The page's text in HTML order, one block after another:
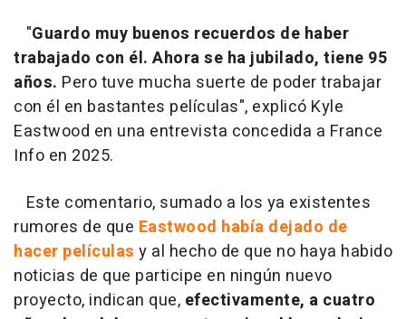
"Guardo muy buenos recuerdos de haber
trabajado con él. Ahora se ha jubilado, tiene 95
años. Pero tuve mucha suerte de poder trabajar
con él en bastantes películas", explicó Kyle
Eastwood en una entrevista concedida a France
Info en 2025.
Este comentario, sumado a los ya existentes
rumores de que Eastwood había dejado de
hacer películas y al hecho de que no haya habido
noticias de que participe en ningún nuevo
proyecto, indican que, efectivamente, a cuatro